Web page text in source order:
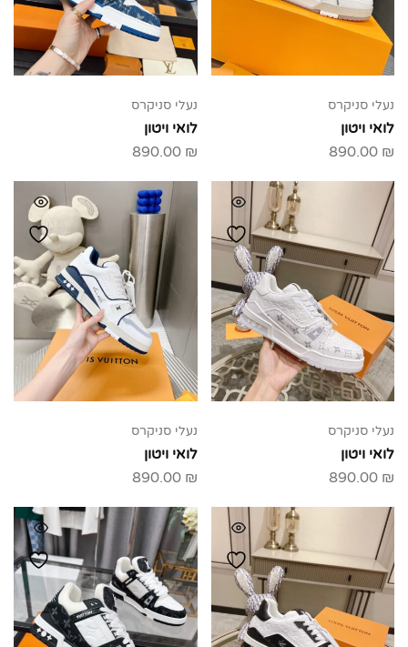
נעלי סניקרס
לואי ויטון
890.00 ₪
נעלי סניקרס
לואי ויטון
890.00 ₪
נעלי סניקרס
לואי ויטון
890.00 ₪
נעלי סניקרס
לואי ויטון
890.00 ₪